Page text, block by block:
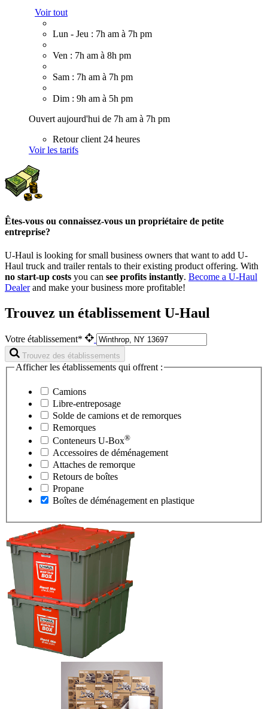
Voir tout
Lun - Jeu : 7h am à 7h pm
Ven : 7h am à 8h pm
Sam : 7h am à 7h pm
Dim : 9h am à 5h pm
Ouvert aujourd'hui de 7h am à 7h pm
Retour client 24 heures
Voir les tarifs
Êtes-vous ou connaissez-vous un propriétaire de petite
entreprise?
U-Haul is looking for small business owners that want to add U-
Haul truck and trailer rentals to their existing product offering. With
no start-up costs you can see profits instantly. Become a U-Haul
Dealerand make your business more profitable!
Trouvez un établissement U-Haul
Votre établissement*
Trouvez des établissements
Afficher les établissements qui offrent :
Camions
Libre-entreposage
Solde de camions et de remorques
Remorques
Conteneurs U-Box®
Accessoires de déménagement
Attaches de remorque
Retours de boîtes
Propane
Boîtes de déménagement en plastique